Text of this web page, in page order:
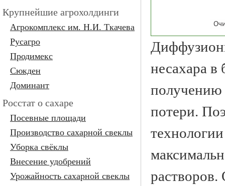
Крупнейшие агрохолдинги
Агрокомплекс им. Н.И. Ткачева
Русагро
Продимекc
Сюкден
Доминант
Росстат о сахаре
Посевные площади
Производство сахарной свеклы
Уборка свёклы
Внесение удобрений
Урожайность сахарной свеклы
несахара
получению
потери.